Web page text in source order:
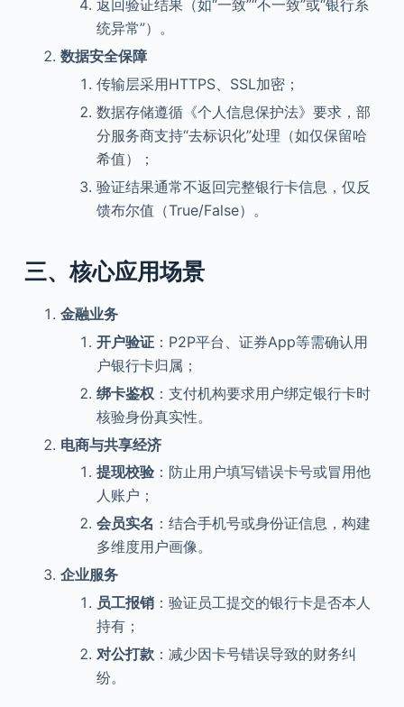
返回验证结果（如“一致”“不一致”或“银行系
统异常”）。
数据安全保障
传输层采用HTTPS、SSL加密；
数据存储遵循《个人信息保护法》要求，部
分服务商支持“去标识化”处理（如仅保留哈
希值）；
验证结果通常不返回完整银行卡信息，仅反
馈布尔值（True/False）。
三、核心应用场景
金融业务
开户验证：P2P平台、证券App等需确认用
户银行卡归属；
绑卡鉴权 ：支付机构要求用户绑定银行卡时
核验身份真实性。
电商与共享经济
提现校验：防止用户填写错误卡号或冒用他
人账户；
会员实名 ：结合手机号或身份证信息，构建
多维度用户画像。
企业服务
员工报销：验证员工提交的银行卡是否本人
持有；
对公打款：减少因卡号错误导致的财务纠
纷。